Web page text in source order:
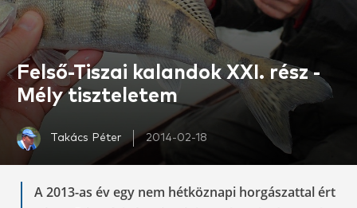
Felső-Tiszai kalandok XXI. rész -
Mély tiszteletem
Takács Péter 2014-02-18
A 2013-as év egy nem hétköznapi horgászattal ért